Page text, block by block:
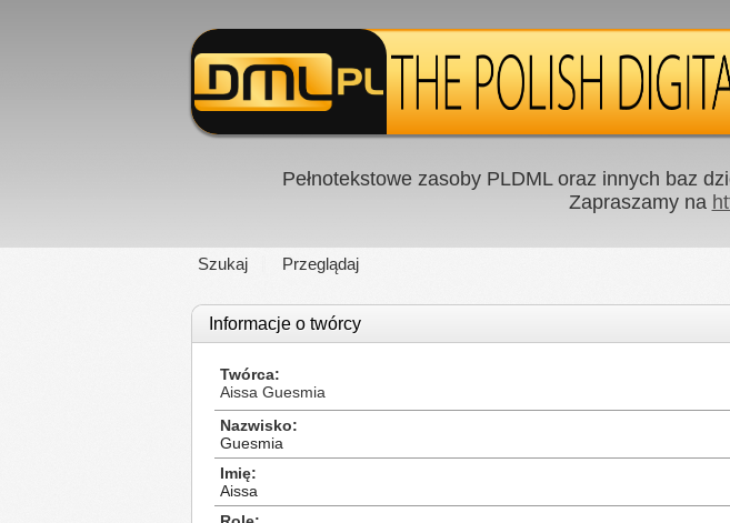
Pełnotekstowe zasoby PLDML oraz innych baz
Zapraszamy na
Szukaj Przeglądaj
Informacje o twórcy
Twórca
Aissa Guesmia
Nazwisko
Guesmia
Imię
Aissa